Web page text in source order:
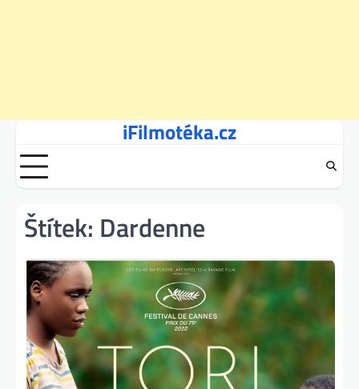
content
iFilmotéka.cz
Štítek: Dardenne